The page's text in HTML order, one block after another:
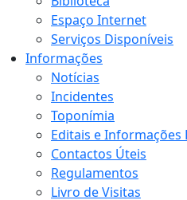
Espaço Internet
Serviços Disponíveis
Informações
Notícias
Incidentes
Toponímia
Editais e Informações
Contactos Úteis
Regulamentos
Livro de Visitas